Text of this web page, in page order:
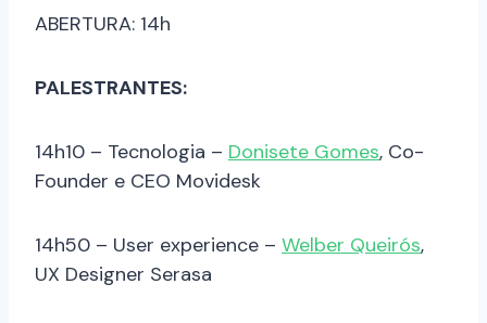
ABERTURA: 14h
PALESTRANTES:
14h10 – Tecnologia – Donisete Gomes, Co-
Founder e CEO Movidesk
14h50 – User experience – Welber Queirós,
UX Designer Serasa